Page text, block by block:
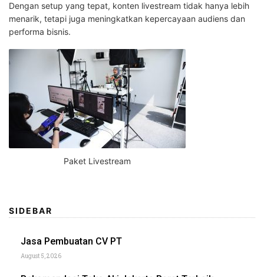
Dengan setup yang tepat, konten livestream tidak hanya lebih
menarik, tetapi juga meningkatkan kepercayaan audiens dan
performa bisnis.
Paket Livestream
SIDEBAR
Jasa Pembuatan CV PT
August 5, 2026